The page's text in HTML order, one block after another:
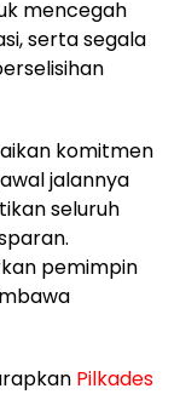
mencegah
serta segala
komitmen
jalannya
seluruh
pemimpin
Pilkades